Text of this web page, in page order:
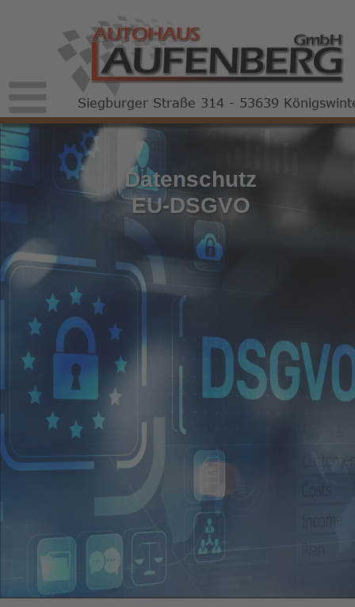
Datenschutz
EU-DSGVO
Siegburger Straße 314 - 53639